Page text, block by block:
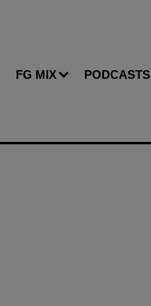
FG MIX PODCASTS